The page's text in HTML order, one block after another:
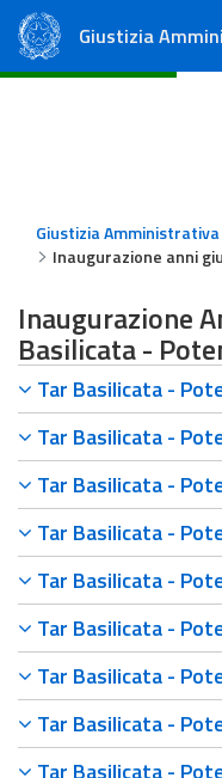
Giustizia
Giustizia Amministrativa
Inaugurazione
Basilicata -
Tar Basilicata -
Tar Basilicata -
Tar Basilicata -
Tar Basilicata -
Tar Basilicata -
Tar Basilicata -
Tar Basilicata -
Tar Basilicata -
Tar Basilicata -